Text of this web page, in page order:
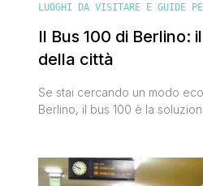
LUOGHI DA VISITARE E GUIDE
Il Bus 100 di Berlino:
della città
Se stai cercando un modo
Berlino, il bus 100 è la
senza dover spendere cifre
'hop-on hop-off'. Io l'ho